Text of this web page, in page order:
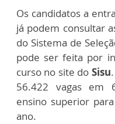
Os candidatos a
já podem consultar
do Sistema de
pode ser feita por
curso no site do Sisu
56.422 vagas em
ensino superior
ano.